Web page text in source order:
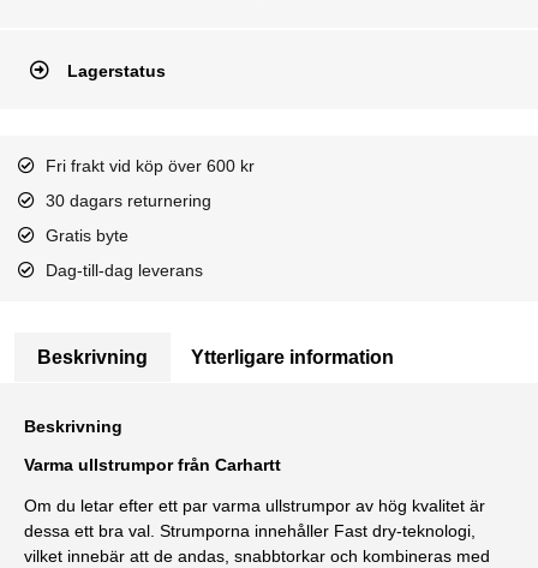
Lagerstatus
Fri frakt vid köp över 600 kr
30 dagars returnering
Gratis byte
Dag-till-dag leverans
Beskrivning Ytterligare information
Beskrivning
Varma ullstrumpor från Carhartt
Om du letar efter ett par varma ullstrumpor av hög kvalitet är
dessa ett bra val. Strumporna innehåller Fast dry-teknologi,
vilket innebär att de andas, snabbtorkar och kombineras med